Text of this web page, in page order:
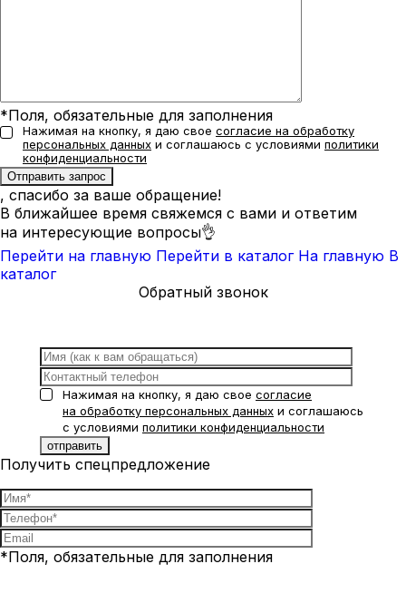
*Поля, обязательные для заполнения
Нажимая на кнопку, я даю свое согласие на обработку
персональных данных и соглашаюсь с условиями политики
конфиденциальности
, спасибо за ваше обращение!
В ближайшее время свяжемся с вами и ответим
на интересующие вопросы👌
Перейти на главную Перейти в каталог На главную В
каталог
Обратный звонок
Нажимая на кнопку, я даю свое согласие
на обработку персональных данных и соглашаюсь
с условиями политики конфиденциальности
Получить спецпредложение
*Поля, обязательные для заполнения